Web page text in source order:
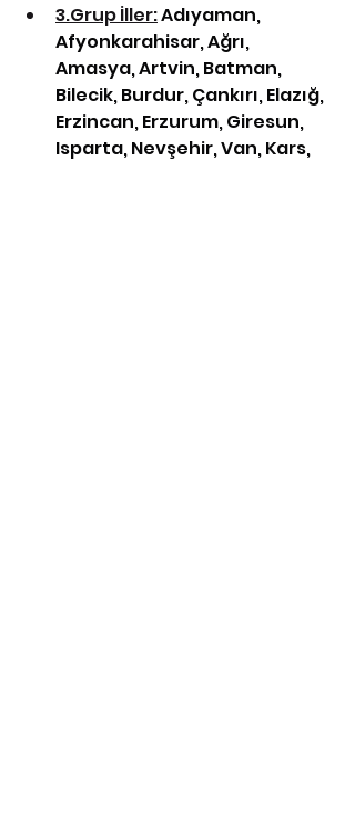
3.Grup İller: Adıyaman,
Afyonkarahisar, Ağrı,
Amasya, Artvin, Batman,
Bilecik, Burdur, Çankırı, Elazığ,
Erzincan, Erzurum, Giresun,
Isparta, Nevşehir, Van, Kars,